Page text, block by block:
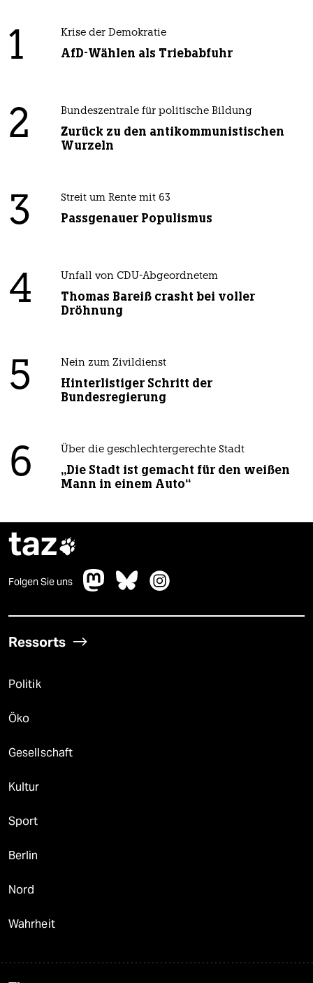
1 Krise der Demokratie
AfD-Wählen als Triebabfuhr
2 Bundeszentrale für politische Bildung
Zurück zu den antikommunistischen
Wurzeln
3 Streit um Rente mit 63
Passgenauer Populismus
4 Unfall von CDU-Abgeordnetem
Thomas Bareiß crasht bei voller
Dröhnung
5 Nein zum Zivildienst
Hinterlistiger Schritt der
Bundesregierung
6 Über die geschlechtergerechte Stadt
„Die Stadt ist gemacht für den weißen
Mann in einem Auto“
taz
Folgen Sie uns
Ressorts
Politik
Öko
Gesellschaft
Kultur
Sport
Berlin
Nord
Wahrheit